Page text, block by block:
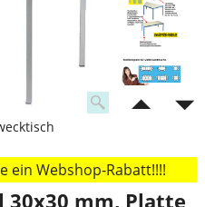
ein Webshop-Rabatt!!!!
30x30 mm, Platte